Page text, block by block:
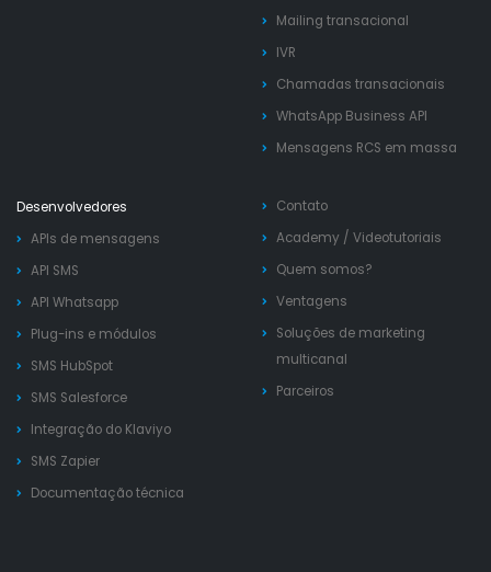
Mailing transacional
IVR
Chamadas transacionais
WhatsApp Business API
Mensagens RCS em massa
Desenvolvedores
APIs de mensagens
API SMS
API Whatsapp
Plug-ins e módulos
SMS HubSpot
SMS Salesforce
Integração do Klaviyo
SMS Zapier
Documentação técnica
Contato
Academy / Videotutoriais
Quem somos?
Ventagens
Soluções de marketing
multicanal
Parceiros